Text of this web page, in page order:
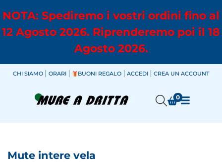
NOTA: Spediremo i vostri ordini fino al
12 Agosto 2026. Riprenderemo poi il 18
Agosto 2026.
CHI SIAMO ORARI BUONI REGALO ACCEDI CREA UN ACCOUNT
0
Mute intere vela